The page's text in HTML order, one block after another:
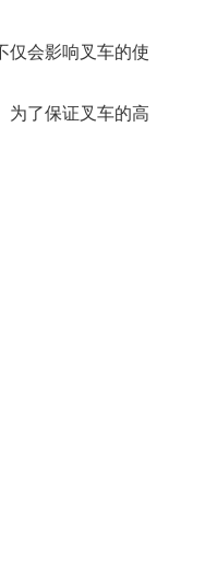
仅会影响叉车的使
为了保证叉车的高